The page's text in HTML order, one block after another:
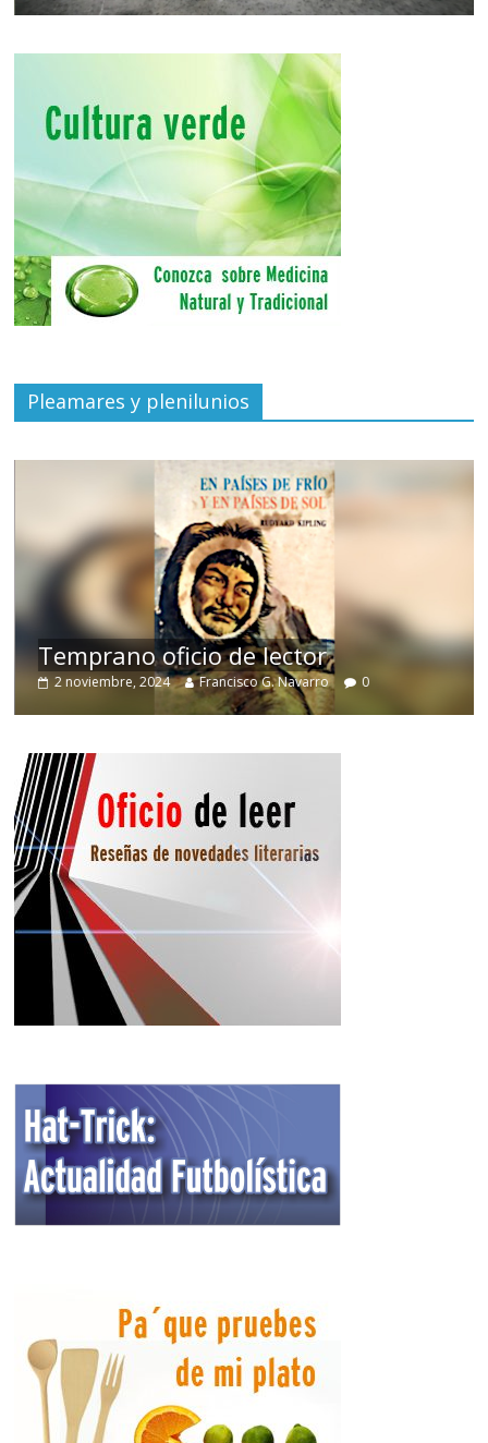
Pleamares y plenilunios
Temprano oficio de lector
2 noviembre, 2024 Francisco G. Navarro 0